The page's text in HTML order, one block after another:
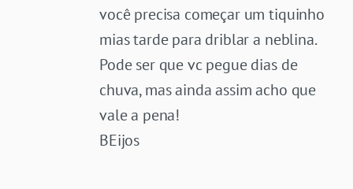
você precisa começar um tiquinho
mias tarde para driblar a neblina.
Pode ser que vc pegue dias de
chuva, mas ainda assim acho que
vale a pena!
BEijos